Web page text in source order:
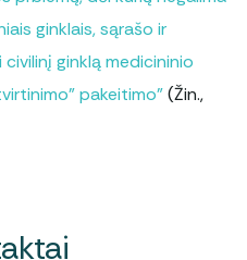
ginklais, sąrašo ir
ginklą medicininio
pakeitimo”(Žin.,